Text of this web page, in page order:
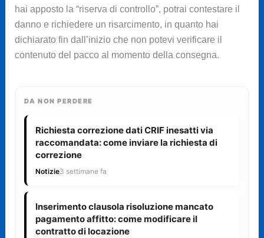
hai apposto la “riserva di controllo”, potrai contestare il
danno e richiedere un risarcimento, in quanto hai
dichiarato fin dall’inizio che non potevi verificare il
contenuto del pacco al momento della consegna.
DA NON PERDERE
Richiesta correzione dati CRIF inesatti via
raccomandata: come inviare la richiesta di
correzione
Notizie3 settimane fa
Inserimento clausola risoluzione mancato
pagamento affitto: come modificare il
contratto di locazione